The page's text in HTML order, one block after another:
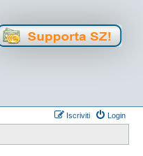
Login
Iscriviti